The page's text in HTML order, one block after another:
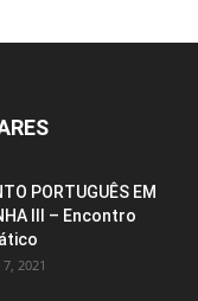
PORTUGUÊS EM
III – Encontro
2021